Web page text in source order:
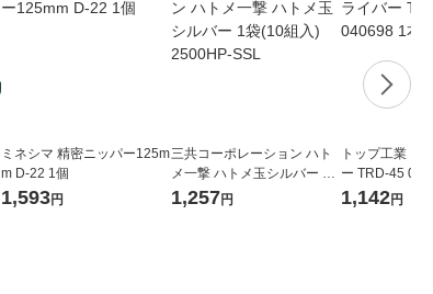
ミネシマ 精密ニッパー125m
m D-22 1個
1,593円
三共コーポレーション ハト
メ一撃 ハトメ玉シルバー 1
袋(10組入) 2500HP-SSL
1,257円
トップ工業 コ
ー TRD-45
1,142円